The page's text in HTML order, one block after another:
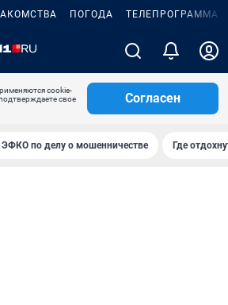
ПОГОДА ТЕЛЕПРОГРАММА
cookie-
свое
Согласен
по делу о мошенничестве Где